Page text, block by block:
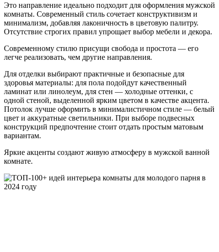
Это направление идеально подходит для оформления мужской
комнаты. Современный стиль сочетает конструктивизм и
минимализм, добавляя лаконичность в цветовую палитру.
Отсутствие строгих правил упрощает выбор мебели и декора.
Современному стилю присущи свобода и простота — его
легче реализовать, чем другие направления.
Для отделки выбирают практичные и безопасные для
здоровья материалы: для пола подойдут качественный
ламинат или линолеум, для стен — холодные оттенки, с
одной стеной, выделенной ярким цветом в качестве акцента.
Потолок лучше оформить в минималистичном стиле — белый
цвет и аккуратные светильники. При выборе подвесных
конструкций предпочтение стоит отдать простым матовым
вариантам.
Яркие акценты создают живую атмосферу в мужской ванной
комнате.